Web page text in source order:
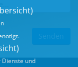
)
)
und